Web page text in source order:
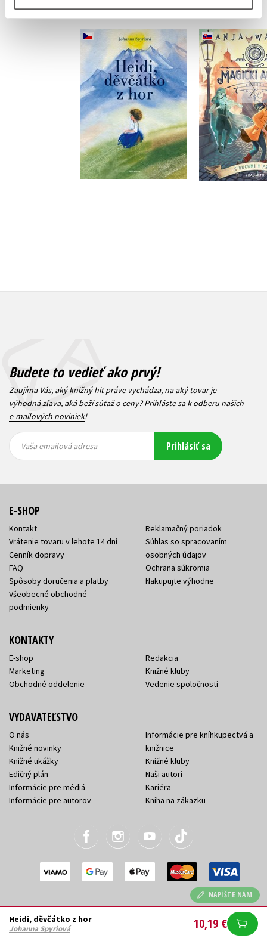
Heidi, děvčátko z hor
Johanna Spyriová
Do košíka
9,17 €
Magickí
duchmi
Anja
Do
Heidi, děvčátko z hor
Johanna Spyriová 10,19 €
NAPÍŠTE NÁM
Budete to vedieť ako prvý!
Zaujíma Vás, aký knižný hit práve vychádza, na aký tovar je
výhodná zľava, aká beží súťaž o ceny?Prihláste sa k odberu našich
e-mailových noviniek!
emailová
emailová
Vaša emailová adresa Prihlásiť sa
E-SHOP
Kontakt
Vrátenie tovaru v lehote 14 dní
Cenník dopravy
FAQ
Spôsoby doručenia a platby
Všeobecné obchodné
podmienky
Reklamačný poriadok
Súhlas so spracovaním
osobných údajov
Ochrana súkromia
Nakupujte výhodne
KONTAKTY
E-shop
Marketing
Obchodné oddelenie
Redakcia
Knižné kluby
Vedenie spoločnosti
VYDAVATEĽSTVO
O nás
Knižné novinky
Knižné ukážky
Edičný plán
Informácie pre médiá
Informácie pre autorov
Informácie pre kníhkupectvá a
knižnice
Knižné kluby
Naši autori
Kariéra
Kniha na zákazku
2026 © Albatrosmedia.sk, Albatros Media Slovakia
s.r.o.